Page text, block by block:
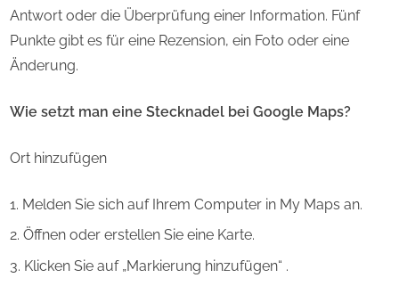
Antwort oder die Überprüfung einer Information. Fünf
Punkte gibt es für eine Rezension, ein Foto oder eine
Änderung.
Wie setzt man eine Stecknadel bei Google Maps?
Ort hinzufügen
Melden Sie sich auf Ihrem Computer in My Maps an.
Öffnen oder erstellen Sie eine Karte.
Klicken Sie auf „Markierung hinzufügen“ .